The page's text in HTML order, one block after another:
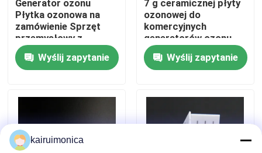
Kontrola jakości
Skontaktuj się z nami
Poprosić o wycenę
Generator ozonu
Płytka ozonowa na
zamówienie Sprzęt
przemysłowy z
wodoodpornymi
systemami ozonowymi
Wyślij zapytanie
7 g ceramicznej płyty
ozonowej do
komercyjnych
generatorów ozonu
Wyślij zapytanie
kairuimonica